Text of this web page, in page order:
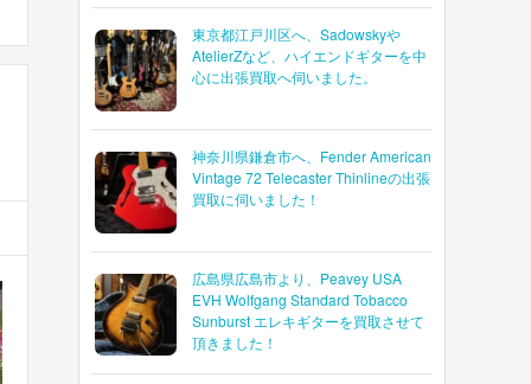
東京都江戸川区へ、Sadowskyや
AtelierZなど、ハイエンドギターを中
心に出張買取へ伺いました。
神奈川県鎌倉市へ、Fender American
Vintage 72 Telecaster Thinlineの出張
買取に伺いました！
広島県広島市より、Peavey USA
EVH Wolfgang Standard Tobacco
Sunburst エレキギターを買取させて
頂きました！